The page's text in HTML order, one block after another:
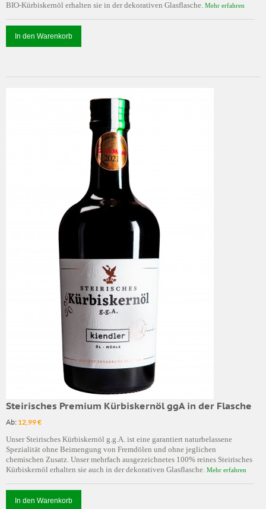
BIO-Kürbiskernöl erhalten sie in der dekorativen Glasflasche. Mehr erfahren
In den Warenkorb
Steirisches Premium Kürbiskernöl ggA in der Flasche
Ab: 12,99 €
Unser Steirisches Kürbiskernöl g.g.A. ist eine garantiert naturbelassene
Spezialität ohne Beimengung von Fremdölen und ohne jeglichen
chemischen Zusatz. Unser mehrfach ausgezeichnetes 100% reines Steirisches
Kürbiskernöl erhalten sie auch in der dekorativen Glasflasche. Mehr erfahren
In den Warenkorb